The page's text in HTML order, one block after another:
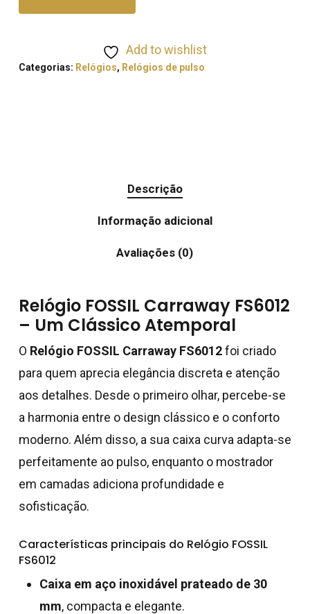
Add to wishlist
Categorias: Relógios, Relógios de pulso
Descrição
Informação adicional
Avaliações (0)
Relógio FOSSIL Carraway FS6012
– Um Clássico Atemporal
O Relógio FOSSIL Carraway FS6012foi criado
para quem aprecia elegância discreta e atenção
aos detalhes. Desde o primeiro olhar, percebe-se
a harmonia entre o design clássico e o conforto
moderno. Além disso, a sua caixa curva adapta-se
perfeitamente ao pulso, enquanto o mostrador
em camadas adiciona profundidade e
sofisticação.
Características principais do Relógio FOSSIL
FS6012
Caixa em aço inoxidável prateado de 30
mm, compacta e elegante.